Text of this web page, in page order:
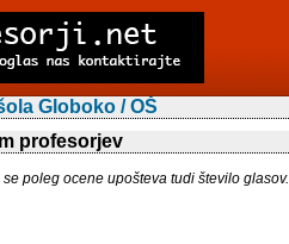
Globoko / OŠ
profesorjev
poleg ocene upošteva tudi število glasov.